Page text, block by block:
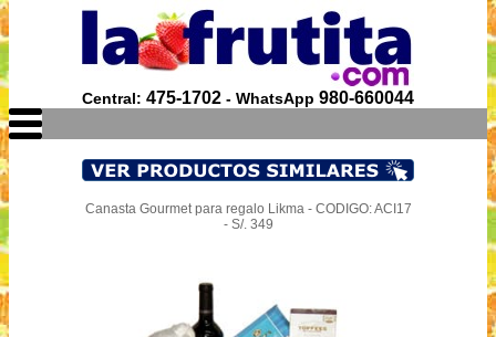
Central: 475-1702 - WhatsApp 980-660044
Canasta Gourmet para regalo Likma - CODIGO: ACI17
- S/. 349